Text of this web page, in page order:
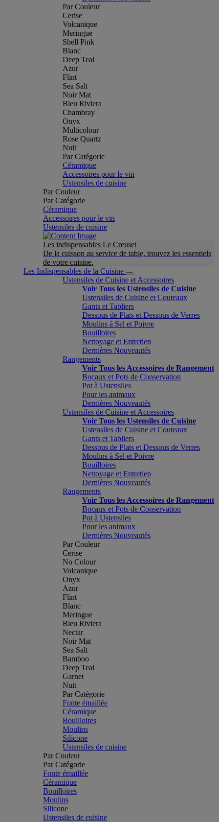
Par Couleur
Cerise
Volcanique
Meringue
Shell Pink
Blanc
Deep Teal
Azur
Flint
Sea Salt
Noir Mat
Bleu Riviera
Chambray
Onyx
Multicolour
Rose Quartz
Nuit
Par Catégorie
Céramique
Accessoires pour le vin
Ustensiles de cuisine
Par Couleur
Par Catégorie
Céramique
Accessoires pour le vin
Ustensiles de cuisine
Les indispensables Le Creuset
De la cuisson au service de table, trouvez les essentiels
de votre cuisine.
Les Indispensables de la Cuisine
Ustensiles de Cuisine et Accessoires
Voir Tous les Ustensiles de Cuisine
Ustensiles de Cuisine et Couteaux
Gants et Tabliers
Dessous de Plats et Dessous de Verres
Moulins à Sel et Poivre
Bouilloires
Nettoyage et Entretien
Dernières Nouveautés
Rangements
Voir Tous les Accessoires de Rangement
Bocaux et Pots de Conservation
Pot à Ustensiles
Pour les animaux
Dernières Nouveautés
Ustensiles de Cuisine et Accessoires
Voir Tous les Ustensiles de Cuisine
Ustensiles de Cuisine et Couteaux
Gants et Tabliers
Dessous de Plats et Dessous de Verres
Moulins à Sel et Poivre
Bouilloires
Nettoyage et Entretien
Dernières Nouveautés
Rangements
Voir Tous les Accessoires de Rangement
Bocaux et Pots de Conservation
Pot à Ustensiles
Pour les animaux
Dernières Nouveautés
Par Couleur
Cerise
No Colour
Volcanique
Onyx
Azur
Flint
Blanc
Meringue
Bleu Riviera
Nectar
Noir Mat
Sea Salt
Bamboo
Deep Teal
Garnet
Nuit
Par Catégorie
Fonte émaillée
Céramique
Bouilloires
Moulins
Silicone
Ustensiles de cuisine
Par Couleur
Par Catégorie
Fonte émaillée
Céramique
Bouilloires
Moulins
Silicone
Ustensiles de cuisine